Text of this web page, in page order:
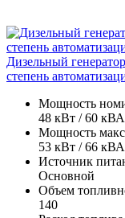
Дизельный
степень
Мощность
48 кВт / 60 кВА
Мощность
53 кВт / 66 кВА
Источник
Основной
Объем
140